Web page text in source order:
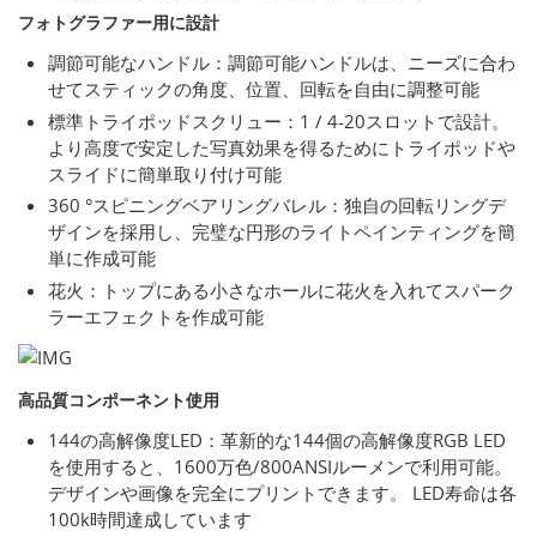
フォトグラファー用に設計
調節可能なハンドル：調節可能ハンドルは、ニーズに合わ
せてスティックの角度、位置、回転を自由に調整可能
標準トライポッドスクリュー：1 / 4-20スロットで設計。
より高度で安定した写真効果を得るためにトライポッドや
スライドに簡単取り付け可能
360 °スピニングベアリングバレル：独自の回転リングデ
ザインを採用し、完璧な円形のライトペインティングを簡
単に作成可能
花火：トップにある小さなホールに花火を入れてスパーク
ラーエフェクトを作成可能
高品質コンポーネント使用
144の高解像度LED：革新的な144個の高解像度RGB LED
を使用すると、1600万色/800ANSIルーメンで利用可能。
デザインや画像を完全にプリントできます。 LED寿命は各
100k時間達成しています